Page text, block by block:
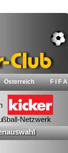
Österreich F I F A